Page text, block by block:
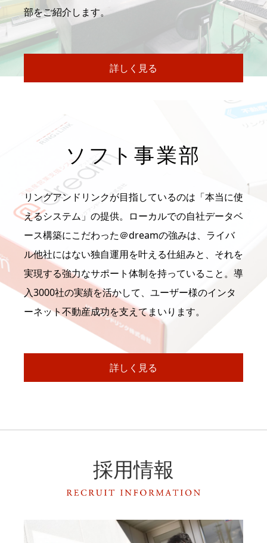
部をご紹介します。
詳しく見る
ソフト事業部
リングアンドリンクが目指しているのは「本当に使
えるシステム」の提供。ローカルでの自社データベ
ース構築にこだわった＠dreamの強みは、ライバ
ル他社にはない独自運用を叶える仕組みと、それを
実現する強力なサポート体制を持っていること。導
入3000社の実績を活かして、ユーザー様のインタ
ーネット不動産成功を支えてまいります。
詳しく見る
採用情報